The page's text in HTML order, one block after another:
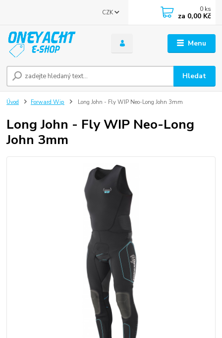
Menu
CZK
Hledat
0 ks
za 0,00 Kč
Úvod Forward Wip Long John - Fly WIP Neo-Long John 3mm
Long John - Fly WIP Neo-Long
John 3mm